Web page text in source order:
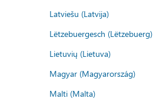
Latviešu (Latvija)
Lëtzebuergesch (Lëtzebuerg)
Lietuvių (Lietuva)
Magyar (Magyarország)
Malti (Malta)